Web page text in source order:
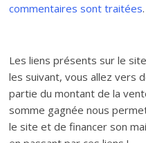
commentaires sont traitées.
Les liens présents sur le
les suivant, vous allez vers
partie du montant de la
somme gagnée nous
le site et de financer son